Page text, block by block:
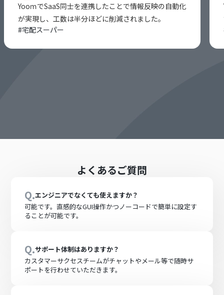
YooｍでSaaS同士を連携したことで情報反映の自動化
が実現し、工数は半分ほどに削減されました。
#宅配スーパー
よくあるご質問
Q.エンジニアでなくても使えますか？
可能です。直感的なGUI操作かつノーコードで簡単に設定す
ることが可能です。
Q.サポート体制はありますか？
カスタマーサクセスチームがチャットやメール等で随時サ
ポートを行わせていただきます。